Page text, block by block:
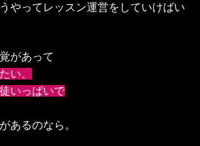
やってレッスン運営をしていけばい
があって
い、
いっぱいで
あるのなら。